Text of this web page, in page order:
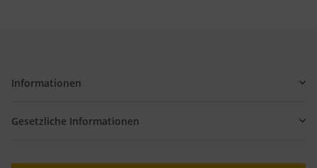
Informationen
Gesetzliche Informationen